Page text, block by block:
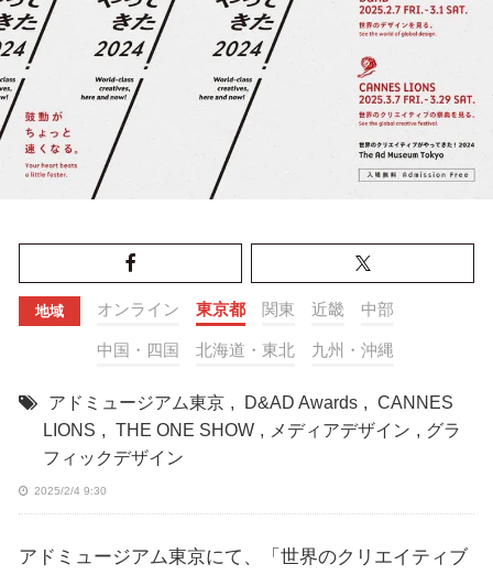
地域 オンライン 東京都 関東 近畿 中部
中国・四国 北海道・東北 九州・沖縄
アドミュージアム東京 , D&AD Awards , CANNES
LIONS , THE ONE SHOW , メディアデザイン , グラ
フィックデザイン
2025/2/4 9:30
アドミュージアム東京にて、「世界のクリエイティブ